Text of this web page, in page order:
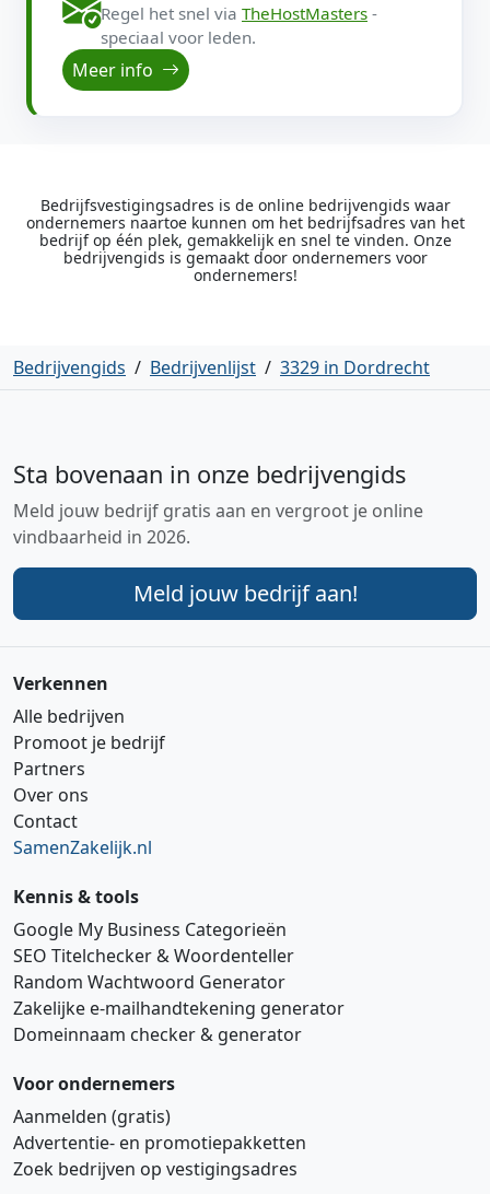
Regel het snel via TheHostMasters -
speciaal voor leden.
Meer info
Bedrijfsvestigingsadres is de online bedrijvengids waar
ondernemers naartoe kunnen om het bedrijfsadres van het
bedrijf op één plek, gemakkelijk en snel te vinden. Onze
bedrijvengids is gemaakt door ondernemers voor
ondernemers!
Bedrijvengids / Bedrijvenlijst / 3329 in Dordrecht
Sta bovenaan in onze bedrijvengids
Meld jouw bedrijf gratis aan en vergroot je online
vindbaarheid in 2026.
Meld jouw bedrijf aan!
Verkennen
Alle bedrijven
Promoot je bedrijf
Partners
Over ons
Contact
SamenZakelijk.nl
Kennis & tools
Google My Business Categorieën
SEO Titelchecker & Woordenteller
Random Wachtwoord Generator
Zakelijke e‑mailhandtekening generator
Domeinnaam checker & generator
Voor ondernemers
Aanmelden (gratis)
Advertentie‑ en promotiepakketten
Zoek bedrijven op vestigingsadres